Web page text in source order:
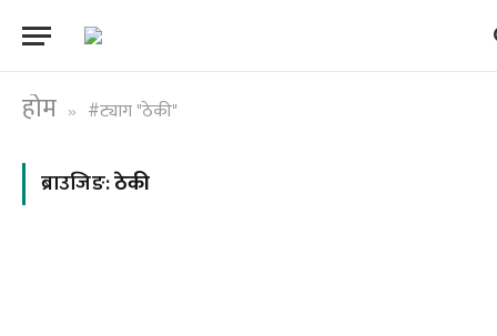
होम » #ट्याग "ठेकी"
ब्राउजिङ:ठेकी